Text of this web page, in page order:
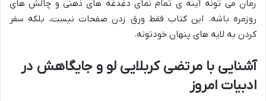
رمان می تونه آینه ی تمام نمای دغدغه های ذهنی و چالش های
روزمره باشه. این کتاب فقط ورق زدن صفحات نیست، بلکه سفر
کردن به لایه های پنهان خودتونه.
آشنایی با مرتضی کربلایی لو و جایگاهش در
ادبیات امروز